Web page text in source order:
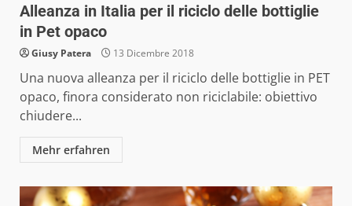
Alleanza in Italia per il riciclo delle bottiglie
in Pet opaco
Giusy Patera 13 Dicembre 2018
Una nuova alleanza per il riciclo delle bottiglie in PET
opaco, finora considerato non riciclabile: obiettivo
chiudere...
Mehr erfahren